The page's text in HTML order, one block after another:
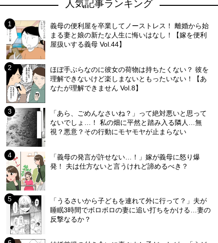
人気記事ランキング
義母の便利屋を卒業してノーストレス！ 離婚から始
まる妻と娘の新たな人生に悔いはなし！【嫁を便利
屋扱いする義母 Vol.44】
ほぼ手ぶらなのに彼女の荷物は持ちたくない？ 彼を
理解できないけど楽しまないともったいない！【あ
なたが理解できません Vol.8】
「あら、ごめんなさいね？」って絶対悪いと思って
ないでしょ…！ 私の畑に平然と踏み入る隣人…無
視？悪意？その行動にモヤモヤが止まらない
「義母の発言が許せない…！」嫁が義母に怒り爆
発！ 夫は仕方ないと言うけれど諦めるべき？
「うるさいから子どもを連れて外に行って？」夫が
睡眠3時間でボロボロの妻に追い打ちをかける…妻の
反撃なるか？